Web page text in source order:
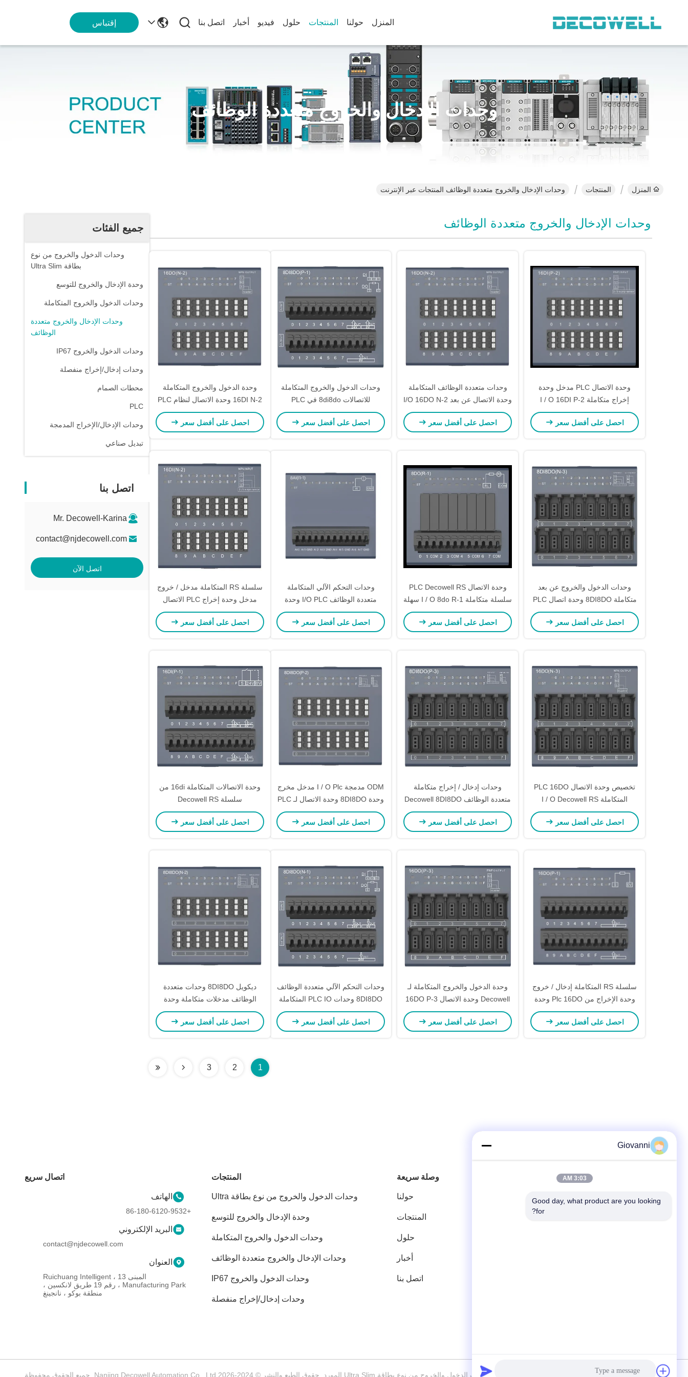
المنزل حولنا المنتجات حلول فيديو أخبار اتصل بنا إقتباس
وحدات الإدخال والخروج متعددة الوظائف
المنزل المنتجات وحدات الإدخال والخروج متعددة الوظائف المنتجات عبر الإنترنت
جميع الفئات
وحدات الدخول والخروج من نوع
بطاقة Ultra Slim
وحدة الإدخال والخروج للتوسع
وحدات الدخول والخروج المتكاملة
وحدات الإدخال والخروج متعددة
الوظائف
وحدات الدخول والخروج IP67
وحدات إدخال/إخراج منفصلة
محطات الصمام
PLC
وحدات الإدخال/الإخراج المدمجة
تبديل صناعي
اتصل بنا
Mr. Decowell-Karina
contact@njdecowell.com
اتصل الآن
وحدات الإدخال والخروج متعددة الوظائف
وحدة الاتصال PLC مدخل وحدة
إخراج متكاملة I / O 16DI P-2
تخصيص
احصل على أفضل سعر
وحدات متعددة الوظائف المتكاملة
وحدة الاتصال عن بعد I/O 16DO N-2
PLC
احصل على أفضل سعر
وحدات الدخول والخروج المتكاملة
للاتصالات 8di8do في PLC
Decowell RS Series
احصل على أفضل سعر
وحدة الدخول والخروج المتكاملة
16DI N-2 وحدة الاتصال لنظام PLC
احصل على أفضل سعر
وحدات الدخول والخروج عن بعد
متكاملة 8DI8DO وحدة اتصال PLC
حماية IP40
احصل على أفضل سعر
وحدة الاتصال PLC Decowell RS
سلسلة متكاملة I / O 8do R-1 سهلة
التثبيت
احصل على أفضل سعر
وحدات التحكم الآلي المتكاملة
متعددة الوظائف I/O PLC وحدة
الاتصال IP40
احصل على أفضل سعر
سلسلة RS المتكاملة مدخل / خروج
مدخل وحدة إخراج PLC الاتصال
16di IP40 الفئة
احصل على أفضل سعر
تخصيص وحدة الاتصال PLC 16DO
المتكاملة I / O Decowell RS
سلسلة
احصل على أفضل سعر
وحدات إدخال / إخراج متكاملة
متعددة الوظائف Decowell 8DI8DO
وحدة الاتصال PLC
احصل على أفضل سعر
ODM مدمجة I / O Plc مدخل مخرج
وحدة 8DI8DO وحدة الاتصال لـ PLC
احصل على أفضل سعر
وحدة الاتصالات المتكاملة 16di من
سلسلة Decowell RS
احصل على أفضل سعر
سلسلة RS المتكاملة إدخال / خروج
وحدة الإخراج من Plc 16DO وحدة
الاتصال
احصل على أفضل سعر
وحدة الدخول والخروج المتكاملة لـ
Decowell وحدة الاتصال 16DO P-3
لـ PLC
احصل على أفضل سعر
وحدات التحكم الآلي متعددة الوظائف
8DI8DO وحدات PLC IO المتكاملة
احصل على أفضل سعر
ديكويل 8DI8DO وحدات متعددة
الوظائف مدخلات متكاملة وحدة
إخراج Plc
احصل على أفضل سعر
1
2
3
وصلة سريعة
حولنا
المنتجات
حلول
أخبار
اتصل بنا
المنتجات
وحدات الدخول والخروج من نوع بطاقة Ultra
وحدة الإدخال والخروج للتوسع
وحدات الدخول والخروج المتكاملة
وحدات الإدخال والخروج متعددة الوظائف
وحدات الدخول والخروج IP67
وحدات إدخال/إخراج منفصلة
اتصال سريع
الهاتف
+86-180-6120-9532
البريد الإلكتروني
contact@njdecowell.com
العنوان
المبنى 13 ، Ruichuang Intelligent
Manufacturing Park ، رقم 19 طريق لانكسين ،
منطقة بوكو ، نانجينغ
سياسة الخصوصية |خريطة الموقع الصين جودة جيدة وحدات الدخول والخروج من نوع بطاقة Ultra Slim المورد. حقوق الطبع والنشر © 2024-2026 Nanjing Decowell Automation Co., Ltd. جميع الحقوق محفوظة
Giovanni
3:03 AM
Good day, what product are you looking
for?